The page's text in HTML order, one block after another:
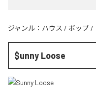
ジャンル： ハウス / ポップ /
$unny Loose